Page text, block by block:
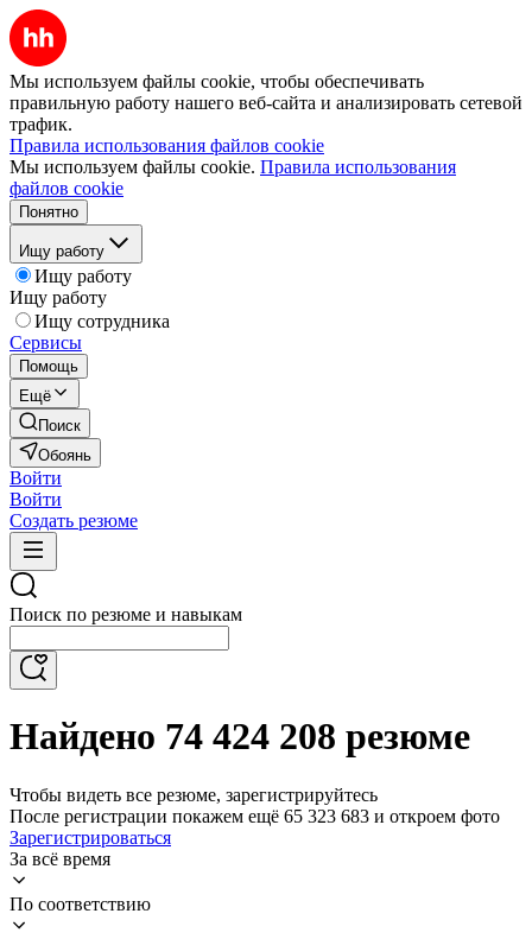
Мы используем файлы cookie, чтобы обеспечивать
правильную работу нашего веб-сайта и анализировать сетевой
трафик.
Правила использования файлов cookie
Мы используем файлы cookie. Правила использования
файлов cookie
Понятно
Ищу работу
Ищу работу
Ищу работу
Ищу сотрудника
Сервисы
Помощь
Ещё
Поиск
Обоянь
Войти
Войти
Создать резюме
Поиск по резюме и навыкам
Найдено 74 424 208 резюме
Чтобы видеть все резюме, зарегистрируйтесь
После регистрации покажем ещё 65 323 683 и откроем фото
Зарегистрироваться
За всё время
По соответствию